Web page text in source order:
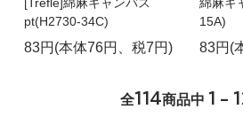
pt(H2730-34C)
83円(本体76円、税7円)
15A)
83円(
全114商品中 1 -